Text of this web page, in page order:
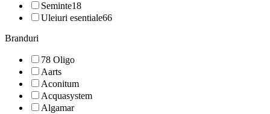
Seminte18
Uleiuri esentiale66
Branduri
78 Oligo
Aarts
Aconitum
Acquasystem
Algamar